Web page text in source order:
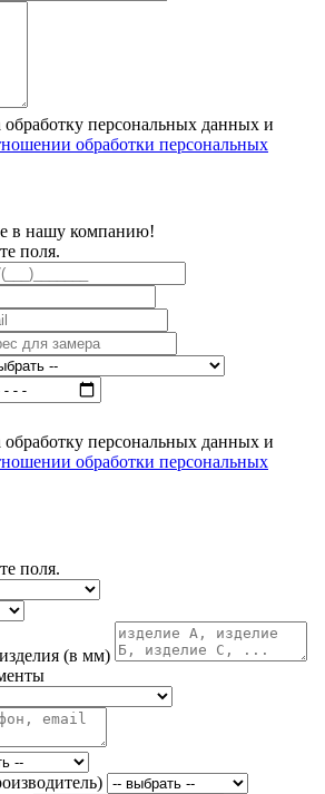
обработку персональных данных и
обработки персональных
в нашу компанию!
поля.
обработку персональных данных и
обработки персональных
поля.
(в мм)